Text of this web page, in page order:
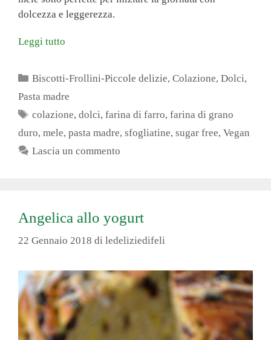
ok es A r
dolcezza e leggerezza.
Leggi tutto
Categorie
Biscotti-Frollini-Piccole delizie,Colazione,Dolci,
Pasta madre
Tag
colazione,dolci,farina di farro,farina di grano
duro, mele, pasta madre, sfogliatine, sugar free, Vegan
Lascia un commento
Angelica allo yogurt
22 Gennaio 2018 di ledeliziedifeli